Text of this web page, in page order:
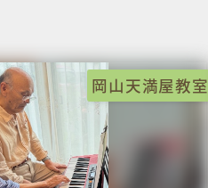
岡山天満屋教室